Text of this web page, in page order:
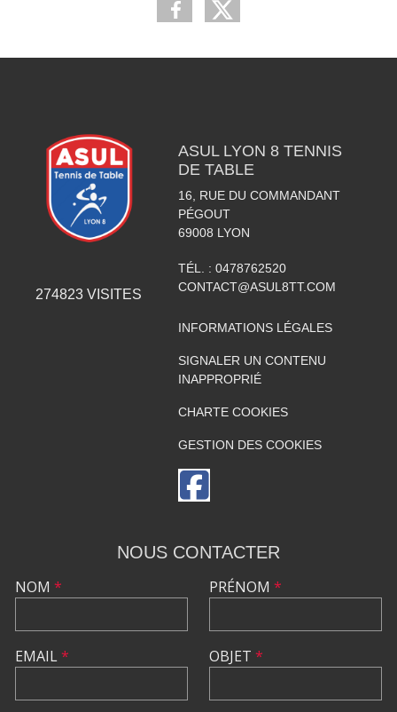
274823 VISITES
ASUL LYON 8 TENNIS
DE TABLE
16, RUE DU COMMANDANT
PÉGOUT
69008 LYON
TÉL. : 0478762520
CONTACT@ASUL8TT.COM
INFORMATIONS LÉGALES
SIGNALER UN CONTENU
INAPPROPRIÉ
CHARTE COOKIES
GESTION DES COOKIES
NOUS CONTACTER
NOM *
EMAIL*
PRÉNOM *
OBJET *